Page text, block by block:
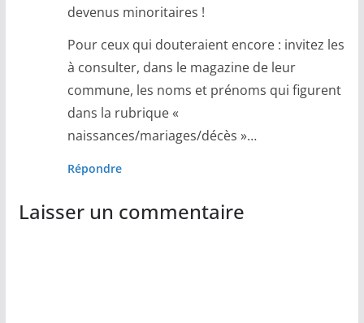
devenus minoritaires !
Pour ceux qui douteraient encore : invitez les
à consulter, dans le magazine de leur
commune, les noms et prénoms qui figurent
dans la rubrique «
naissances/mariages/décès »…
Répondre
Laisser un commentaire